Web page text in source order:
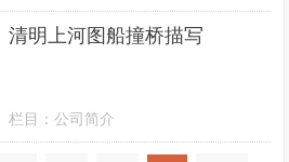
清明上河图船撞桥描写
栏目：公司简介